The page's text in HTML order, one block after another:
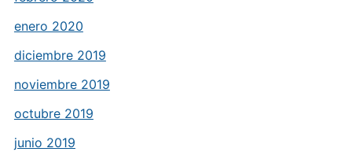
enero 2020
diciembre 2019
noviembre 2019
octubre 2019
junio 2019